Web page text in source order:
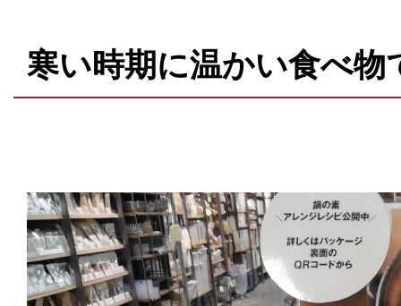
寒い時期に温かい食べ物